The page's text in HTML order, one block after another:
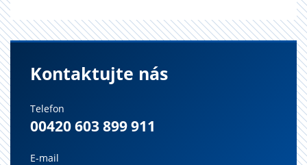
Kontaktujte nás
Telefon
00420 603 899 911
E-mail